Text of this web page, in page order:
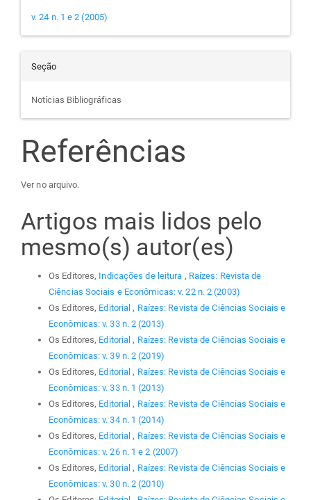
v. 24 n. 1 e 2 (2005)
Seção
Notícias Bibliográficas
Referências
Ver no arquivo.
Artigos mais lidos pelo
mesmo(s) autor(es)
Os Editores, Indicações de leitura , Raízes: Revista de
Ciências Sociais e Econômicas: v. 22 n. 2 (2003)
Os Editores, Editorial, Raízes: Revista de Ciências Sociais e
Econômicas: v. 33 n. 2 (2013)
Os Editores, Editorial, Raízes: Revista de Ciências Sociais e
Econômicas: v. 39 n. 2 (2019)
Os Editores, Editorial, Raízes: Revista de Ciências Sociais e
Econômicas: v. 33 n. 1 (2013)
Os Editores, Editorial, Raízes: Revista de Ciências Sociais e
Econômicas: v. 34 n. 1 (2014)
Os Editores, Editorial, Raízes: Revista de Ciências Sociais e
Econômicas: v. 26 n. 1 e 2 (2007)
Os Editores, Editorial, Raízes: Revista de Ciências Sociais e
Econômicas: v. 30 n. 2 (2010)